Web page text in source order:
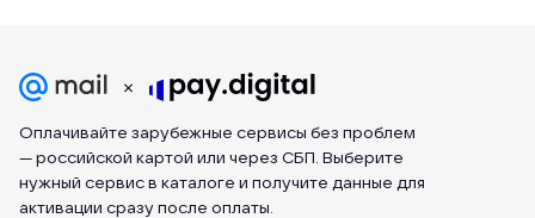
Оплачивайте зарубежные сервисы без проблем
— российской картой или через СБП. Выберите
нужный сервис в каталоге и получите данные для
активации сразу после оплаты.